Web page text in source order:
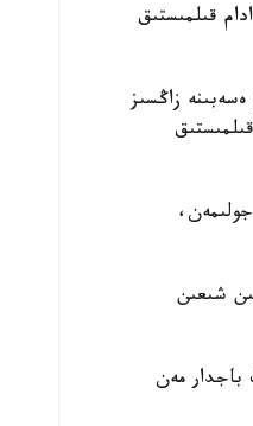
قىلمىستار استانا، شىمكەنت قالالارىندا، اقمولا، قوستاناي جانە جامبىل وبلىستارىندا جاسالدى. 13 ادام قىلمىستىق
زاڭسىز
ميلليون تەڭگەگە دەيىن شىعىن
باجدار مەن